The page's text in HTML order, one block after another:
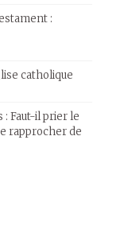
:
catholique
Faut-il prier le
rapprocher de